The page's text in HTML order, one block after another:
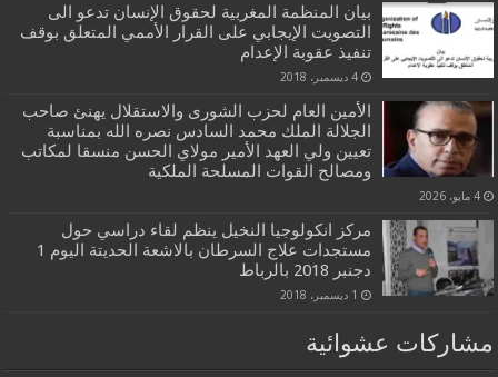
بيان المنظمة المغربية لحقوق الإنسان تدعو الى
التصويت الإيجابي على القرار الأممي المتعلق بوقف
تنفيذ عقوبة الإعدام
4 ديسمبر، 2018
الأمين العام لحزب الشورى والاستقلال يهنئ صاحب
الجلالة الملك محمد السادس نصره الله بمناسبة
تعيين ولي العهد الأمير مولاي الحسن منسقا لمكاتب
ومصالح القوات المسلحة الملكية
4 مايو، 2026
مركز انكولوجيا النخيل ينظم لقاء دراسي حول
مستجدات علاج السرطان بالاشعة الحديتة اليوم 1
دجنبر 2018 بالرباط
1 ديسمبر، 2018
مشاركات عشوائية